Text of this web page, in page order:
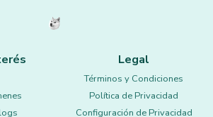
Legal
Términos y Condiciones
Política de Privacidad
Configuración de Privacidad